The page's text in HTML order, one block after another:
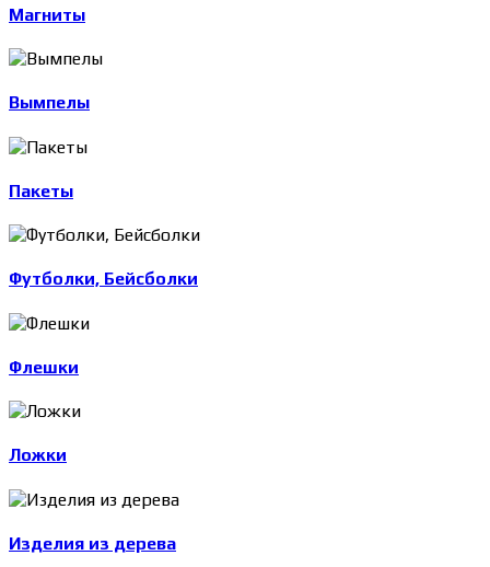
Магниты
Вымпелы
Пакеты
Футболки, Бейсболки
Флешки
Ложки
Изделия из дерева